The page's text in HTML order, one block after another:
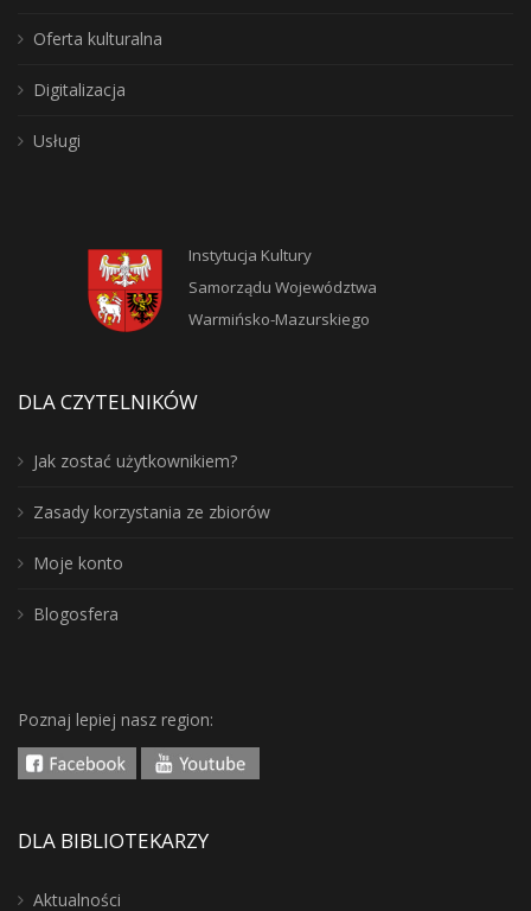
Oferta kulturalna
Digitalizacja
Usługi
Instytucja Kultury
Samorządu Województwa
Warmińsko-Mazurskiego
DLA CZYTELNIKÓW
Jak zostać użytkownikiem?
Zasady korzystania ze zbiorów
Moje konto
Blogosfera
Poznaj lepiej nasz region:
DLA BIBLIOTEKARZY
Aktualności